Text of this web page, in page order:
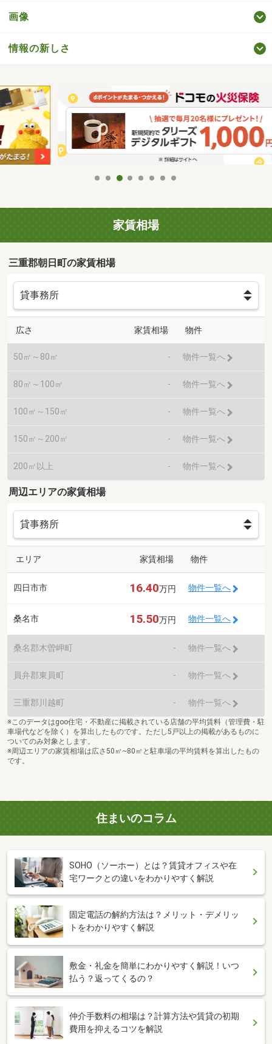
画像
情報の新しさ
家賃相場
三重郡朝日町の家賃相場
広さ 家賃相場 物件
50㎡～80㎡ - 物件一覧へ
80㎡～100㎡ - 物件一覧へ
100㎡～150㎡ - 物件一覧へ
150㎡～200㎡ - 物件一覧へ
200㎡以上 - 物件一覧へ
周辺エリアの家賃相場
エリア 家賃相場 物件
四日市市 16.40万円 物件一覧へ
桑名市 15.50万円 物件一覧へ
桑名郡木曽岬町 - 物件一覧へ
員弁郡東員町 - 物件一覧へ
三重郡川越町 - 物件一覧へ
※このデータはgoo住宅・不動産に掲載されている店舗の平均賃料（管理費・駐
車場代などを除く）を算出したものです。ただし5戸以上の掲載があるものに
ついてのみ対象とします。
※周辺エリアの家賃相場は広さ50㎡~80㎡と駐車場の平均賃料を算出したもの
です。
住まいのコラム
SOHO（ソーホー）とは？賃貸オフィスや在
宅ワークとの違いをわかりやすく解説
固定電話の解約方法は？メリット・デメリッ
トをわかりやすく解説
敷金・礼金を簡単にわかりやすく解説！いつ
払う？返ってくるの？
仲介手数料の相場は？計算方法や賃貸の初期
費用を抑えるコツを解説